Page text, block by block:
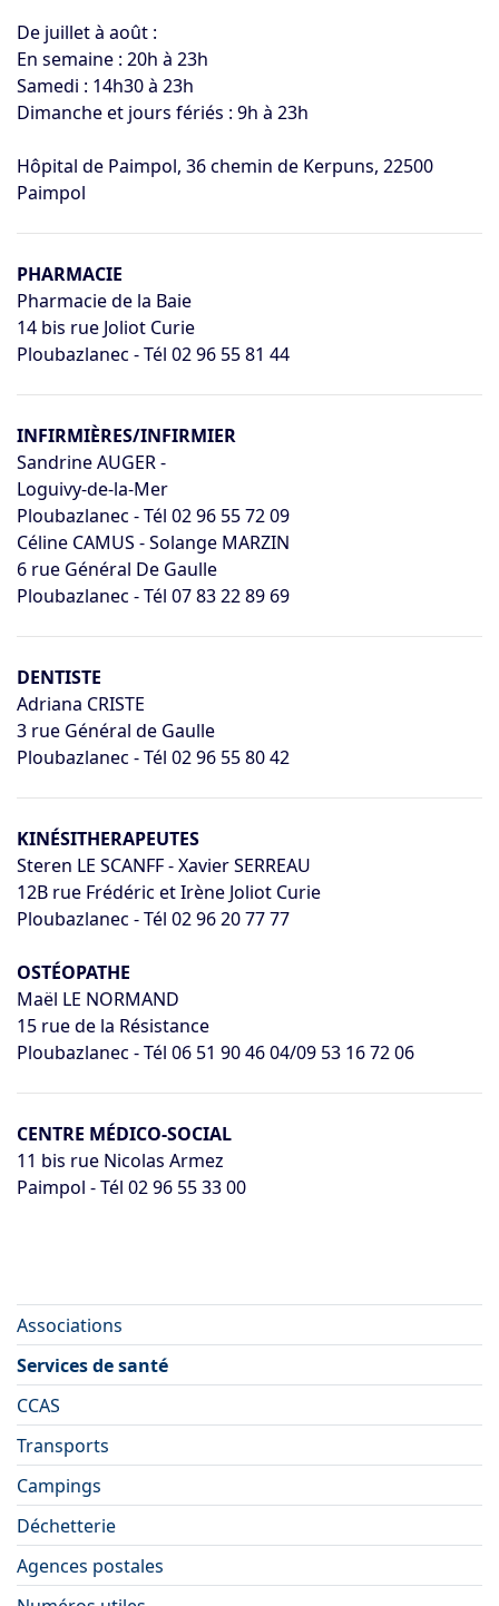
De juillet à août :
En semaine : 20h à 23h
Samedi : 14h30 à 23h
Dimanche et jours fériés : 9h à 23h
Hôpital de Paimpol, 36 chemin de Kerpuns, 22500
Paimpol
PHARMACIE
Pharmacie de la Baie
14 bis rue Joliot Curie
Ploubazlanec - Tél 02 96 55 81 44
INFIRMIÈRES/INFIRMIER
Sandrine AUGER -
Loguivy-de-la-Mer
Ploubazlanec - Tél 02 96 55 72 09
Céline CAMUS - Solange MARZIN
6 rue Général De Gaulle
Ploubazlanec - Tél 07 83 22 89 69
DENTISTE
Adriana CRISTE
3 rue Général de Gaulle
Ploubazlanec - Tél 02 96 55 80 42
KINÉSITHERAPEUTES
Steren LE SCANFF - Xavier SERREAU
12B rue Frédéric et Irène Joliot Curie
Ploubazlanec - Tél 02 96 20 77 77
OSTÉOPATHE
Maël LE NORMAND
15 rue de la Résistance
Ploubazlanec - Tél 06 51 90 46 04/09 53 16 72 06
CENTRE MÉDICO-SOCIAL
11 bis rue Nicolas Armez
Paimpol - Tél 02 96 55 33 00
Associations
Services de santé
CCAS
Transports
Campings
Déchetterie
Agences postales